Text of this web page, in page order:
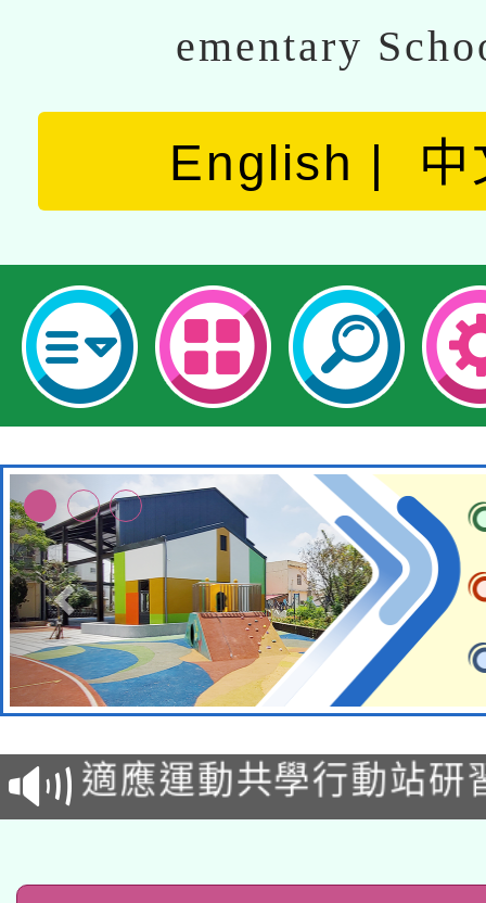
ementary
English 中
本校115學年度第2次
招甄選結果公告(無人
適應運動共學行動站研
本館辦理115年度閱讀
暨閱讀推動專業研習
科技賦能─人工智慧